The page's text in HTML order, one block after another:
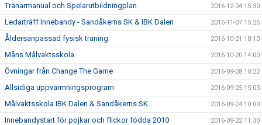
Tränarmanual och Spelarutbildningplan 2016-12-04 15:30
Ledarträff Innebandy - Sandåkerns SK & IBK Dalen 2016-11-07 15:25
Åldersanpassad fysisk träning 2016-10-21 10:10
Måns Målvaktsskola 2016-10-20 14:00
Övningar från Change The Game 2016-09-28 10:22
Allsidiga uppvärmningsprogram 2016-09-25 15:03
Målvaktsskola IBK Dalen & Sandåkerns SK 2016-09-24 10:00
Innebandystart för pojkar och flickor födda 2010 2016-09-22 11:30